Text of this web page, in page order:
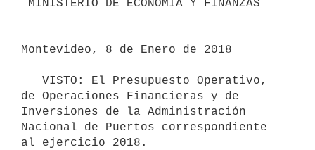
Montevideo, 8 de Enero de 2018
de Operaciones Financieras y de
Inversiones de la Administración
Nacional de Puertos correspondiente
al ejercicio 2018.